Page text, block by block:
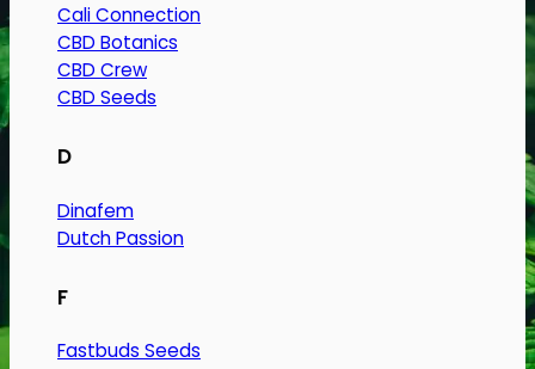
Cali Connection
CBD Botanics
CBD Crew
CBD Seeds
D
Dinafem
Dutch Passion
F
Fastbuds Seeds